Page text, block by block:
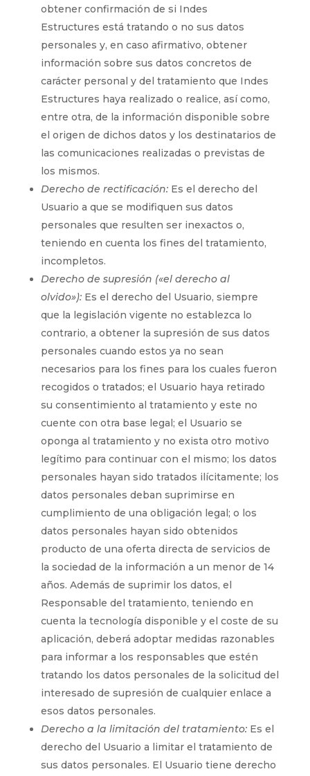
obtener confirmación de si Indes
Estructures está tratando o no sus datos
personales y, en caso afirmativo, obtener
información sobre sus datos concretos de
carácter personal y del tratamiento que Indes
Estructures haya realizado o realice, así como,
entre otra, de la información disponible sobre
el origen de dichos datos y los destinatarios de
las comunicaciones realizadas o previstas de
los mismos.
Derecho de rectificación: Es el derecho del
Usuario a que se modifiquen sus datos
personales que resulten ser inexactos o,
teniendo en cuenta los fines del tratamiento,
incompletos.
Derecho de supresión («el derecho al
olvido»): Es el derecho del Usuario, siempre
que la legislación vigente no establezca lo
contrario, a obtener la supresión de sus datos
personales cuando estos ya no sean
necesarios para los fines para los cuales fueron
recogidos o tratados; el Usuario haya retirado
su consentimiento al tratamiento y este no
cuente con otra base legal; el Usuario se
oponga al tratamiento y no exista otro motivo
legítimo para continuar con el mismo; los datos
personales hayan sido tratados ilícitamente; los
datos personales deban suprimirse en
cumplimiento de una obligación legal; o los
datos personales hayan sido obtenidos
producto de una oferta directa de servicios de
la sociedad de la información a un menor de 14
años. Además de suprimir los datos, el
Responsable del tratamiento, teniendo en
cuenta la tecnología disponible y el coste de su
aplicación, deberá adoptar medidas razonables
para informar a los responsables que estén
tratando los datos personales de la solicitud del
interesado de supresión de cualquier enlace a
esos datos personales.
Derecho a la limitación del tratamiento: Es el
derecho del Usuario a limitar el tratamiento de
sus datos personales. El Usuario tiene derecho